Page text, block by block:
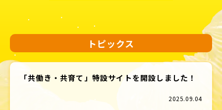
トピックス
「共働き・共育て」特設サイトを開設しました！
2025.09.04